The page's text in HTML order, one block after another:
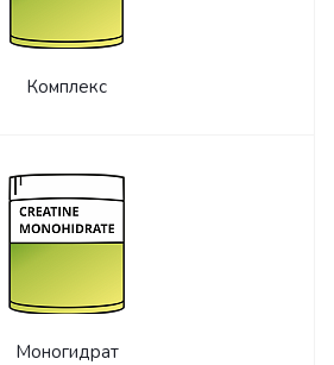
Комплекс
Моногидрат